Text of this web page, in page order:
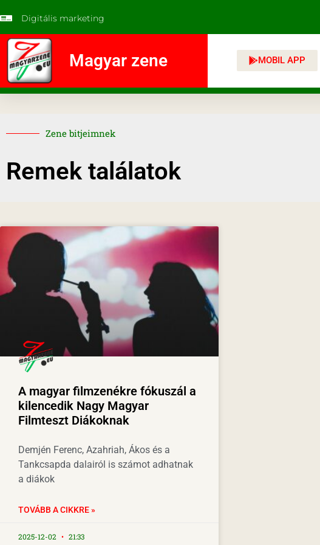
Digitális marketing
Magyar zene MOBIL APP
Zene bitjeimnek
Remek találatok
A magyar filmzenékre fókuszál a
kilencedik Nagy Magyar
Filmteszt Diákoknak
Demjén Ferenc, Azahriah, Ákos és a
Tankcsapda dalairól is számot adhatnak
a diákok
TOVÁBB A CIKKRE »
2025-12-02 21:33